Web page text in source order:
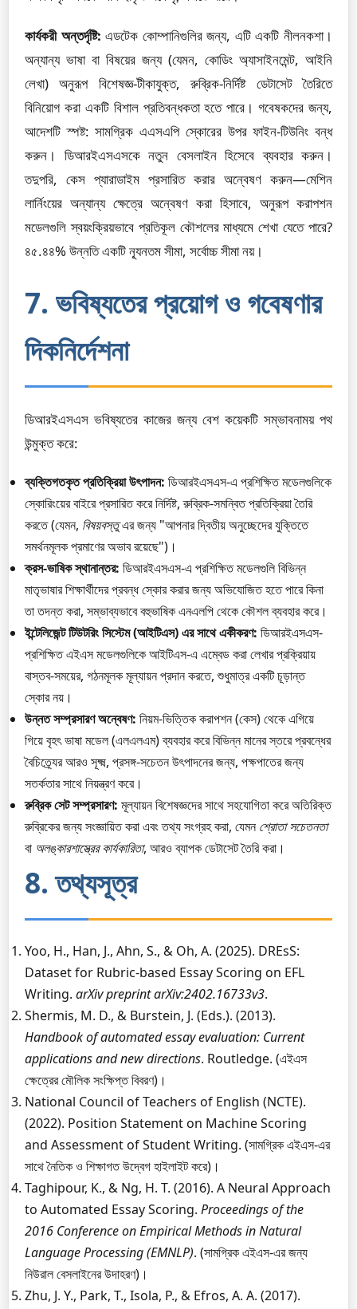
কার্যকরী অন্তর্দৃষ্টি: এডটেক কোম্পানিগুলির জন্য, এটি একটি নীলনকশা।
অন্যান্য ভাষা বা বিষয়ের জন্য (যেমন, কোডিং অ্যাসাইনমেন্ট, আইনি
লেখা) অনুরূপ বিশেষজ্ঞ-টীকাযুক্ত, রুব্রিক-নির্দিষ্ট ডেটাসেট তৈরিতে
বিনিয়োগ করা একটি বিশাল প্রতিবন্ধকতা হতে পারে। গবেষকদের জন্য,
আদেশটি স্পষ্ট: সামগ্রিক এএসএপি স্কোরের উপর ফাইন-টিউনিং বন্ধ
করুন। ডিআরইএসএসকে নতুন বেসলাইন হিসেবে ব্যবহার করুন।
তদুপরি, কেস প্যারাডাইম প্রসারিত করার অন্বেষণ করুন—মেশিন
লার্নিংয়ের অন্যান্য ক্ষেত্রে অন্বেষণ করা হিসাবে, অনুরূপ করাপশন
মডেলগুলি স্বয়ংক্রিয়ভাবে প্রতিকূল কৌশলের মাধ্যমে শেখা যেতে পারে?
৪৫.৪৪% উন্নতি একটি ন্যূনতম সীমা, সর্বোচ্চ সীমা নয়।
7. ভবিষ্যতের প্রয়োগ ও গবেষণার
দিকনির্দেশনা
ডিআরইএসএস ভবিষ্যতের কাজের জন্য বেশ কয়েকটি সম্ভাবনাময় পথ
উন্মুক্ত করে:
ব্যক্তিগতকৃত প্রতিক্রিয়া উৎপাদন: ডিআরইএসএস-এ প্রশিক্ষিত মডেলগুলিকে
স্কোরিংয়ের বাইরে প্রসারিত করে নির্দিষ্ট, রুব্রিক-সমন্বিত প্রতিক্রিয়া তৈরি
করতে (যেমন, বিষয়বস্তুএর জন্য "আপনার দ্বিতীয় অনুচ্ছেদের যুক্তিতে
সমর্থনমূলক প্রমাণের অভাব রয়েছে")।
ক্রস-ভাষিক স্থানান্তর: ডিআরইএসএস-এ প্রশিক্ষিত মডেলগুলি বিভিন্ন
মাতৃভাষার শিক্ষার্থীদের প্রবন্ধ স্কোর করার জন্য অভিযোজিত হতে পারে কিনা
তা তদন্ত করা, সম্ভাব্যভাবে বহুভাষিক এনএলপি থেকে কৌশল ব্যবহার করে।
ইন্টেলিজেন্ট টিউটরিং সিস্টেম (আইটিএস) এর সাথে একীকরণ: ডিআরইএসএস-
প্রশিক্ষিত এইএস মডেলগুলিকে আইটিএস-এ এম্বেড করা লেখার প্রক্রিয়ায়
বাস্তব-সময়ের, গঠনমূলক মূল্যায়ন প্রদান করতে, শুধুমাত্র একটি চূড়ান্ত
স্কোর নয়।
উন্নত সম্প্রসারণ অন্বেষণ: নিয়ম-ভিত্তিক করাপশন (কেস) থেকে এগিয়ে
গিয়ে বৃহৎ ভাষা মডেল (এলএলএম) ব্যবহার করে বিভিন্ন মানের স্তরে প্রবন্ধের
বৈচিত্র্যের আরও সূক্ষ্ম, প্রসঙ্গ-সচেতন উৎপাদনের জন্য, পক্ষপাতের জন্য
সতর্কতার সাথে নিয়ন্ত্রণ করে।
রুব্রিক সেট সম্প্রসারণ: মূল্যায়ন বিশেষজ্ঞদের সাথে সহযোগিতা করে অতিরিক্ত
রুব্রিকের জন্য সংজ্ঞায়িত করা এবং তথ্য সংগ্রহ করা, যেমনশ্রোতা সচেতনতা
বা অলঙ্কারশাস্ত্রের কার্যকারিতা, আরও ব্যাপক ডেটাসেট তৈরি করা।
8. তথ্যসূত্র
Yoo, H., Han, J., Ahn, S., & Oh, A. (2025). DREsS:
Dataset for Rubric-based Essay Scoring on EFL
Writing. arXiv preprint arXiv:2402.16733v3.
Shermis, M. D., & Burstein, J. (Eds.). (2013).
Handbook of automated essay evaluation: Current
applications and new directions. Routledge. (এইএস
ক্ষেত্রের মৌলিক সংক্ষিপ্ত বিবরণ)।
National Council of Teachers of English (NCTE).
(2022). Position Statement on Machine Scoring
and Assessment of Student Writing. (সামগ্রিক এইএস-এর
সাথে নৈতিক ও শিক্ষাগত উদ্বেগ হাইলাইট করে)।
Taghipour, K., & Ng, H. T. (2016). A Neural Approach
to Automated Essay Scoring. Proceedings of the
2016 Conference on Empirical Methods in Natural
Language Processing (EMNLP). (সামগ্রিক এইএস-এর জন্য
নিউরাল বেসলাইনের উদাহরণ)।
Zhu, J. Y., Park, T., Isola, P., & Efros, A. A. (2017).